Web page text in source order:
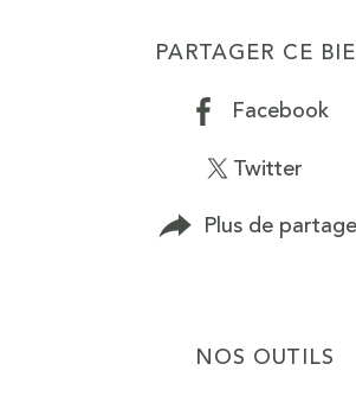
PARTAGER CE
Facebook
Twitter
Plus de partage
NOS OUTILS